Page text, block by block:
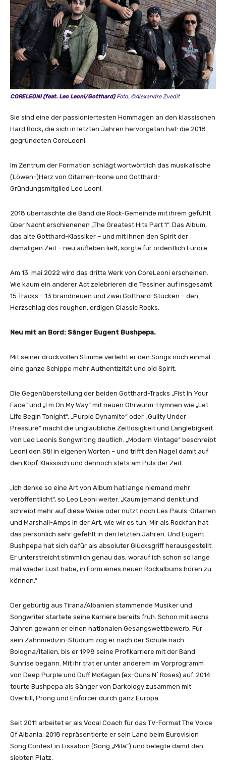
CORELEONI (feat. Leo Leoni/Gotthard)Foto: ©Alexandre Zvedit
Sie sind eine der passioniertesten Hommagen an den klassischen
Hard Rock, die sich in letzten Jahren hervorgetan hat: die 2018
gegründeten CoreLeoni.
Im Zentrum der Formation schlägt wortwörtlich das musikalische
(Löwen-)Herz von Gitarren-Ikone und Gotthard-
Gründungsmitglied Leo Leoni.
2018 überraschte die Band die Rock-Gemeinde mit ihrem gefühlt
über Nacht erschienenen „The Greatest Hits Part 1“. Das Album,
das alte Gotthard-Klassiker – und mit ihnen den Spirit der
damaligen Zeit – neu aufleben ließ, sorgte für ordentlich Furore.
Am 13. mai 2022 wird das dritte Werk von CoreLeoni erscheinen.
Wie kaum ein anderer Act zelebrieren die Tessiner auf insgesamt
15 Tracks – 13 brandneuen und zwei Gotthard-Stücken – den
Herzschlag des roughen, erdigen Classic Rocks.
Neu mit an Bord: Sänger Eugent Bushpepa.
Mit seiner druckvollen Stimme verleiht er den Songs noch einmal
eine ganze Schippe mehr Authentizität und old Spirit.
Die Gegenüberstellung der beiden Gotthard-Tracks „Fist In Your
Face“ und „I m On My Way“ mit neuen Ohrwurm-Hymnen wie „Let
Life Begin Tonight“, „Purple Dynamite“ oder „Guilty Under
Pressure“ macht die unglaubliche Zeitlosigkeit und Langlebigkeit
von Leo Leonis Songwriting deutlich. „Modern Vintage“ beschreibt
Leoni den Stil in eigenen Worten – und trifft den Nagel damit auf
den Kopf. Klassisch und dennoch stets am Puls der Zeit.
„Ich denke so eine Art von Album hat lange niemand mehr
veröffentlicht“, so Leo Leoni weiter. „Kaum jemand denkt und
schreibt mehr auf diese Weise oder nutzt noch Les Pauls-Gitarren
und Marshall-Amps in der Art, wie wir es tun. Mir als Rockfan hat
das persönlich sehr gefehlt in den letzten Jahren. Und Eugent
Bushpepa hat sich dafür als absoluter Glücksgriff herausgestellt.
Er unterstreicht stimmlich genau das, worauf ich schon so lange
mal wieder Lust habe, in Form eines neuen Rockalbums hören zu
können.“
Der gebürtig aus Tirana/Albanien stammende Musiker und
Songwriter startete seine Karriere bereits früh. Schon mit sechs
Jahren gewann er einen nationalen Gesangswettbewerb. Für
sein Zahnmedizin-Studium zog er nach der Schule nach
Bologna/Italien, bis er 1998 seine Profikarriere mit der Band
Sunrise begann. Mit ihr trat er unter anderem im Vorprogramm
von Deep Purple und Duff McKagan (ex-Guns N´ Roses) auf. 2014
tourte Bushpepa als Sänger von Darkology zusammen mit
Overkill, Prong und Enforcer durch ganz Europa.
Seit 2011 arbeitet er als Vocal Coach für das TV-Format The Voice
Of Albania. 2018 repräsentierte er sein Land beim Eurovision
Song Contest in Lissabon (Song „Mila“) und belegte damit den
siebten Platz.